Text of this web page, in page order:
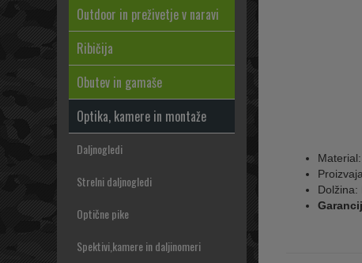
Outdoor in preživetje v naravi
Ribičija
Obutev in gamaše
Optika, kamere in montaže
Daljnogledi
Strelni daljnogledi
Optične pike
Spektivi,kamere in daljinomeri
Dolžina: